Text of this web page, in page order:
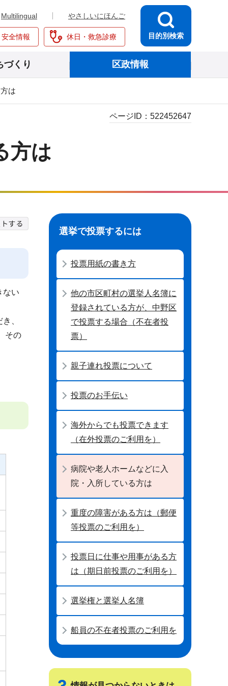
Multilingual やさしいにほんご
全情報 休日・救急診療 目的別検索
づくり 区政情報
は
方は
ページID： 522452647
ない
、
その
選挙で投票するには
投票用紙の書き方
他の市区町村の選挙人名簿に
登録されている方が、中野区
で投票する場合（不在者投
票）
親子連れ投票について
投票のお手伝い
海外からでも投票できます
（在外投票のご利用を）
病院や老人ホームなどに入
院・入所している方は
重度の障害がある方は（郵便
等投票のご利用を）
投票日に仕事や用事がある方
は（期日前投票のご利用を）
選挙権と選挙人名簿
船員の不在者投票のご利用を